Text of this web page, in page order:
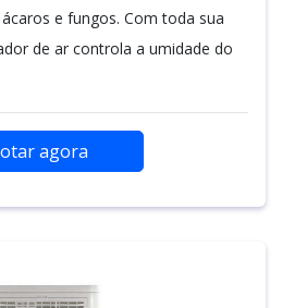
e fungos. Com toda sua
de ar controla a umidade do
agora